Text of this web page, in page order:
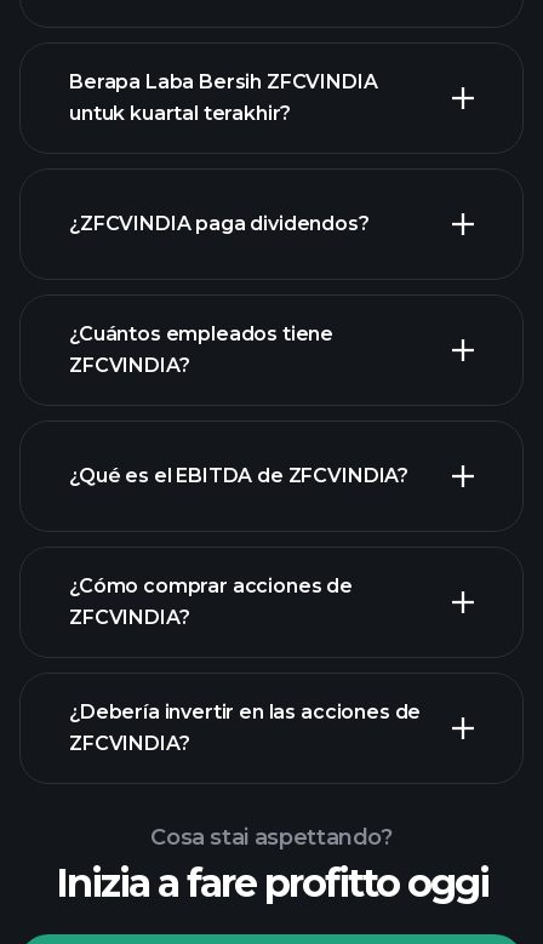
pendapatan
ZFCVINDIA
Berapa Laba Bersih ZFCVINDIA
untuk kuartal terakhir?
laporan
keuangan ZFCVINDIA
¿ZFCVINDIA paga dividendos?
acciones de alto dividendo
¿Cuántos empleados tiene
ZFCVINDIA?
grandes
¿Qué es el EBITDA de ZFCVINDIA?
rapporti finanziari
¿Cómo comprar acciones de
ZFCVINDIA?
¿Debería invertir en las acciones de
ZFCVINDIA?
Cosa stai aspettando?
Inizia a fare profitto oggi